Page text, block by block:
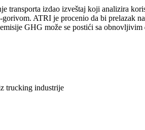
transporta izdao izveštaj koji analizira
ATRI je procenio da bi prelazak
GHG može se postići sa
trucking industrije